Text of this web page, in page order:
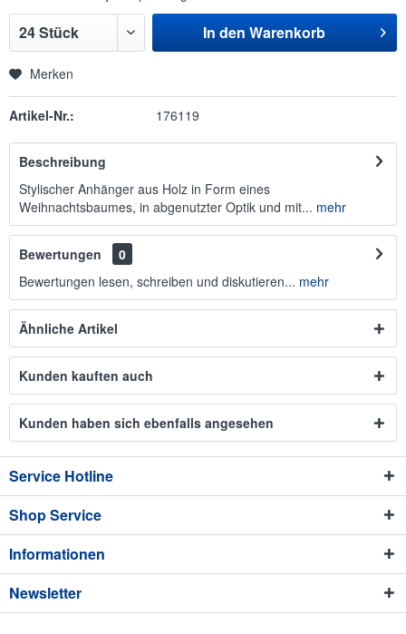
In den Warenkorb
Merken
Artikel-Nr.: 176119
Beschreibung
Stylischer Anhänger aus Holz in Form eines
Weihnachtsbaumes, in abgenutzter Optik und mit... mehr
Bewertungen
0
Bewertungen lesen, schreiben und diskutieren... mehr
Ähnliche Artikel
Kunden kauften auch
Kunden haben sich ebenfalls angesehen
Service Hotline
Shop Service
Informationen
Newsletter